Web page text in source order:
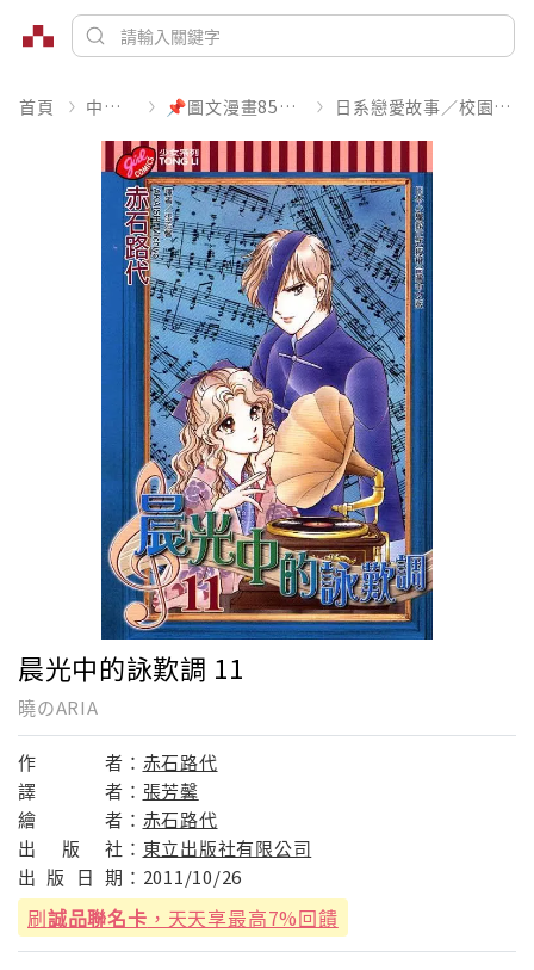
首頁 中文書 📌圖文漫畫85折起 日系戀愛故事／校園青春
晨光中的詠歎調 11
曉のARIA
作 者： 赤石路代
譯
者： 張芳馨
繪
者： 赤石路代
出
版 社： 東立出版社有限公司
出 版 日 期： 2011/10/26
刷誠品聯名卡 ，天天享最高7%回饋